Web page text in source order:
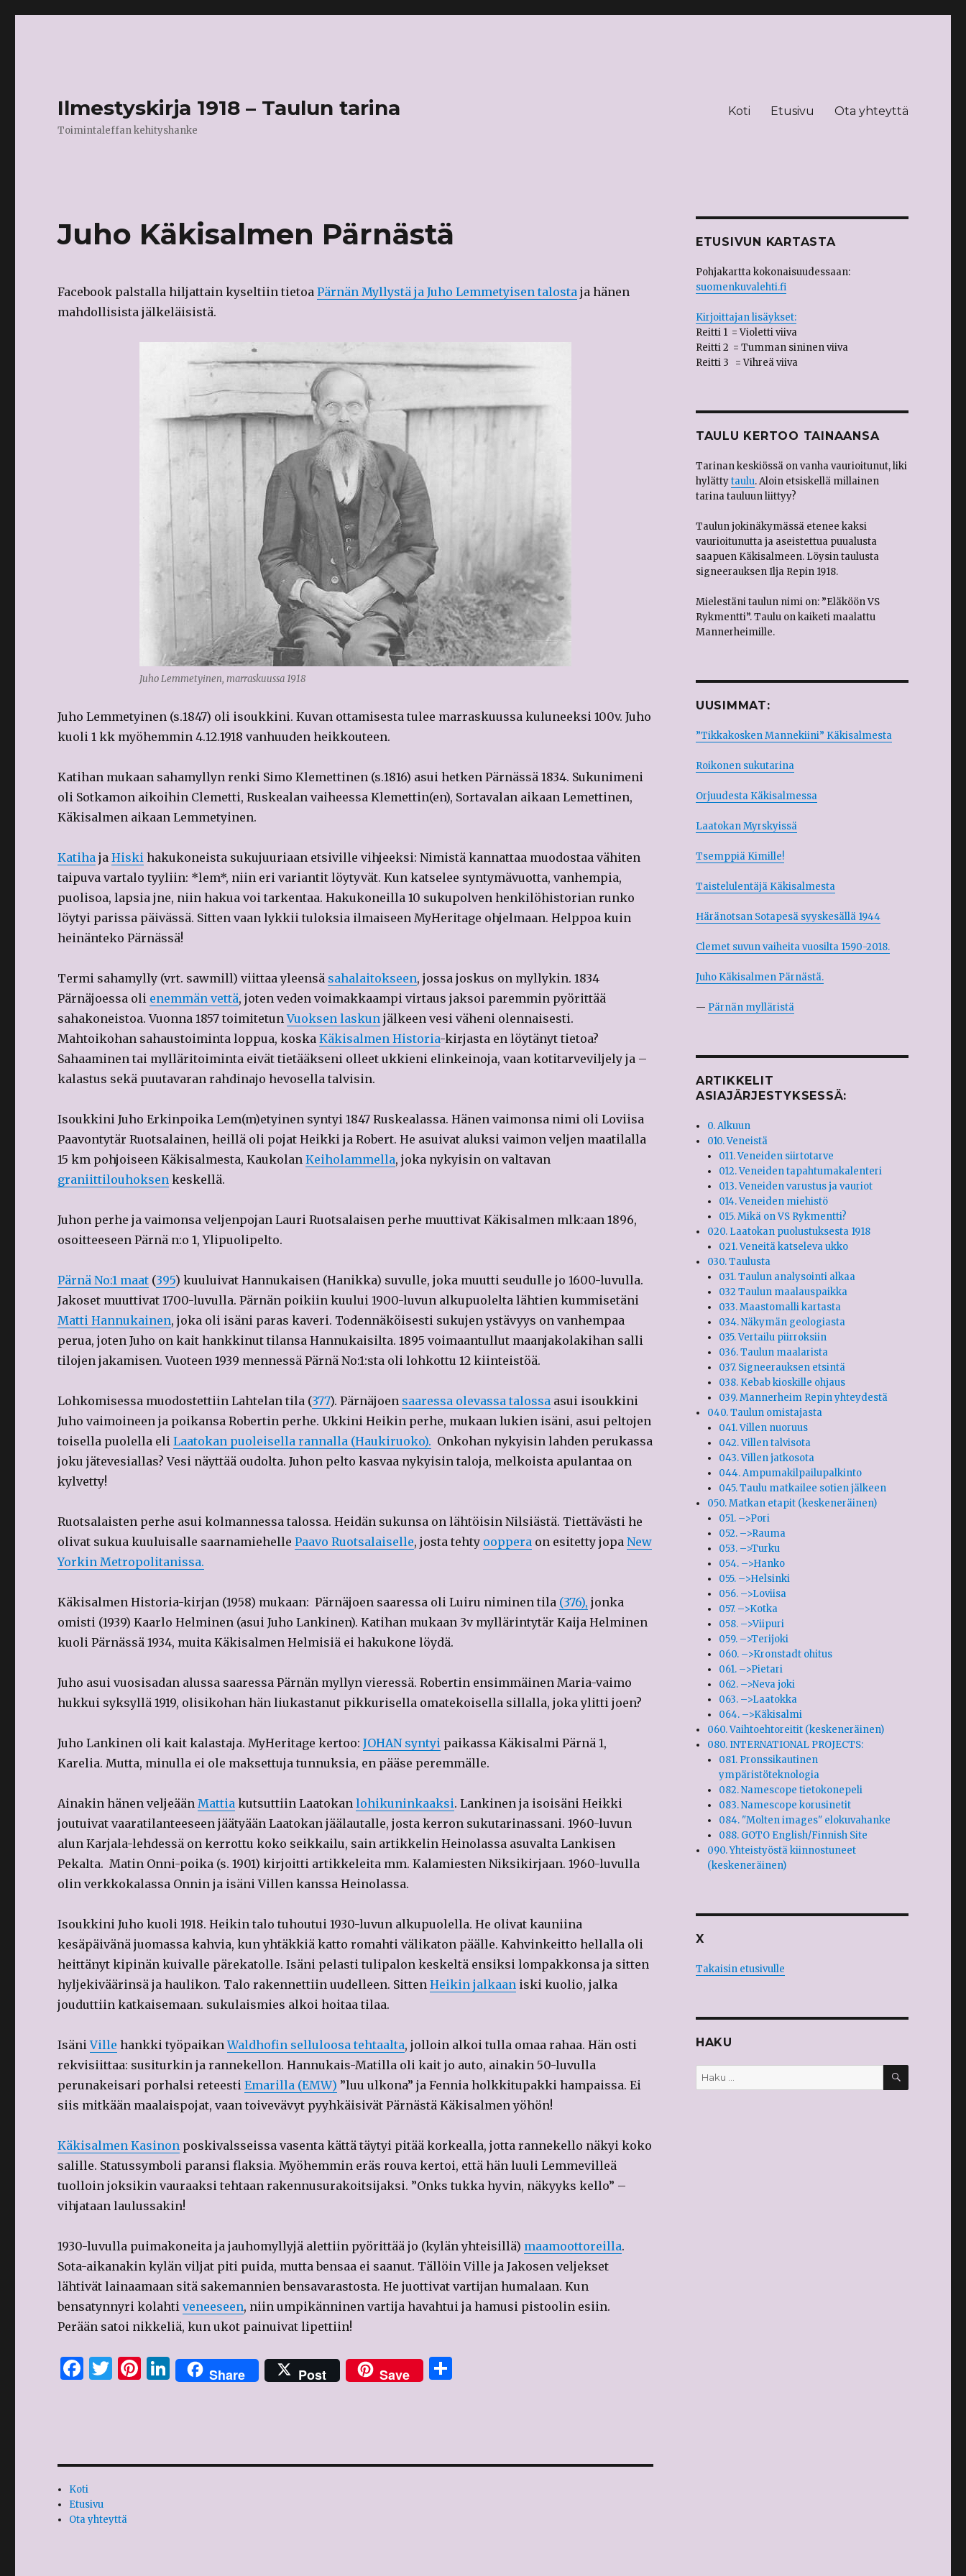
Ilmestyskirja 1918 – Taulun tarina
Toimintaleffan kehityshanke
Koti Etusivu Ota yhteyttä
Juho Käkisalmen Pärnästä
Facebook palstalla hiljattain kyseltiin tietoaPärnän Myllystä ja Juho Lemmetyisen talosta ja hänen
mahdollisista jälkeläisistä.
Juho Lemmetyinen, marraskuussa 1918
Juho Lemmetyinen (s.1847) oli isoukkini. Kuvan ottamisesta tulee marraskuussa kuluneeksi 100v. Juho
kuoli 1 kk myöhemmin 4.12.1918 vanhuuden heikkouteen.
Katihan mukaan sahamyllyn renki Simo Klemettinen (s.1816) asui hetken Pärnässä 1834. Sukunimeni
oli Sotkamon aikoihin Clemetti, Ruskealan vaiheessa Klemettin(en), Sortavalan aikaan Lemettinen,
Käkisalmen aikaan Lemmetyinen.
Katiha jaHiski hakukoneista sukujuuriaan etsiville vihjeeksi: Nimistä kannattaa muodostaa vähiten
taipuva vartalo tyyliin: *lem*, niin eri variantit löytyvät. Kun katselee syntymävuotta, vanhempia,
puolisoa, lapsia jne, niin hakua voi tarkentaa. Hakukoneilla 10 sukupolven henkilöhistorian runko
löytyi parissa päivässä. Sitten vaan lykkii tuloksia ilmaiseen MyHeritage ohjelmaan. Helppoa kuin
heinänteko Pärnässä!
Termi sahamylly (vrt. sawmill) viittaa yleensä sahalaitokseen, jossa joskus on myllykin. 1834
Pärnäjoessa oli enemmän vettä, joten veden voimakkaampi virtaus jaksoi paremmin pyörittää
sahakoneistoa. Vuonna 1857 toimitetunVuoksen laskun jälkeen vesi väheni olennaisesti.
Mahtoikohan sahaustoiminta loppua, koskaKäkisalmen Historia-kirjasta en löytänyt tietoa?
Sahaaminen tai mylläritoiminta eivät tietääkseni olleet ukkieni elinkeinoja, vaan kotitarveviljely ja –
kalastus sekä puutavaran rahdinajo hevosella talvisin.
Isoukkini Juho Erkinpoika Lem(m)etyinen syntyi 1847 Ruskealassa. Hänen vaimonsa nimi oli Loviisa
Paavontytär Ruotsalainen, heillä oli pojat Heikki ja Robert. He asuivat aluksi vaimon veljen maatilalla
15 km pohjoiseen Käkisalmesta, KaukolanKeiholammella, joka nykyisin on valtavan
graniittilouhoksen keskellä.
Juhon perhe ja vaimonsa veljenpojan Lauri Ruotsalaisen perhe muuttivat Käkisalmen mlk:aan 1896,
osoitteeseen Pärnä n:o 1, Ylipuolipelto.
Pärnä No:1 maat (395) kuuluivat Hannukaisen (Hanikka) suvulle, joka muutti seudulle jo 1600-luvulla.
Jakoset muuttivat 1700-luvulla. Pärnän poikiin kuului 1900-luvun alkupuolelta lähtien kummisetäni
Matti Hannukainen, joka oli isäni paras kaveri. Todennäköisesti sukujen ystävyys on vanhempaa
perua, joten Juho on kait hankkinut tilansa Hannukaisilta. 1895 voimaantullut maanjakolakihan salli
tilojen jakamisen. Vuoteen 1939 mennessä Pärnä No:1:sta oli lohkottu 12 kiinteistöä.
Lohkomisessa muodostettiin Lahtelan tila (377). Pärnäjoen saaressa olevassa talossa asui isoukkini
Juho vaimoineen ja poikansa Robertin perhe. Ukkini Heikin perhe, mukaan lukien isäni, asui peltojen
toisella puolella eliLaatokan puoleisella rannalla (Haukiruoko). Onkohan nykyisin lahden perukassa
joku jätevesiallas? Vesi näyttää oudolta. Juhon pelto kasvaa nykyisin taloja, melkoista apulantaa on
kylvetty!
Ruotsalaisten perhe asui kolmannessa talossa. Heidän sukunsa on lähtöisin Nilsiästä. Tiettävästi he
olivat sukua kuuluisalle saarnamiehellePaavo Ruotsalaiselle, josta tehty ooppera on esitetty jopaNew
Yorkin Metropolitanissa.
Käkisalmen Historia-kirjan (1958) mukaan: Pärnäjoen saaressa oli Luiru niminen tila (376), jonka
omisti (1939) Kaarlo Helminen (asui Juho Lankinen). Katihan mukaan 3v myllärintytär Kaija Helminen
kuoli Pärnässä 1934, muita Käkisalmen Helmisiä ei hakukone löydä.
Juho asui vuosisadan alussa saaressa Pärnän myllyn vieressä. Robertin ensimmäinen Maria-vaimo
hukkui syksyllä 1919, olisikohan hän liukastanut pikkurisella omatekoisella sillalla, joka ylitti joen?
Juho Lankinen oli kait kalastaja. MyHeritage kertoo:JOHAN syntyi paikassa Käkisalmi Pärnä 1,
Karelia. Mutta, minulla ei ole maksettuja tunnuksia, en pääse peremmälle.
Ainakin hänen veljeäänMattia kutsuttiin Laatokanlohikuninkaaksi. Lankinen ja isoisäni Heikki
joutuivat vaaratilanteeseen jäätyään Laatokan jäälautalle, josta kerron sukutarinassani. 1960-luvun
alun Karjala-lehdessä on kerrottu koko seikkailu, sain artikkelin Heinolassa asuvalta Lankisen
Pekalta. Matin Onni-poika (s. 1901) kirjoitti artikkeleita mm. Kalamiesten Niksikirjaan. 1960-luvulla
olin verkkokalassa Onnin ja isäni Villen kanssa Heinolassa.
Isoukkini Juho kuoli 1918. Heikin talo tuhoutui 1930-luvun alkupuolella. He olivat kauniina
kesäpäivänä juomassa kahvia, kun yhtäkkiä katto romahti välikaton päälle. Kahvinkeitto hellalla oli
heittänyt kipinän kuivalle pärekatolle. Isäni pelasti tulipalon keskeltä ensiksi lompakkonsa ja sitten
hyljekiväärinsä ja haulikon. Talo rakennettiin uudelleen. SittenHeikin jalkaan iski kuolio, jalka
jouduttiin katkaisemaan. sukulaismies alkoi hoitaa tilaa.
IsäniVille hankki työpaikanWaldhofin selluloosa tehtaalta, jolloin alkoi tulla omaa rahaa. Hän osti
rekvisiittaa: susiturkin ja rannekellon. Hannukais-Matilla oli kait jo auto, ainakin 50-luvulla
perunakeisari porhalsi reteestiEmarilla (EMW) ”luu ulkona” ja Fennia holkkitupakki hampaissa. Ei
siis mitkään maalaispojat, vaan toivevävyt pyyhkäisivät Pärnästä Käkisalmen yöhön!
Käkisalmen Kasinon poskivalsseissa vasenta kättä täytyi pitää korkealla, jotta rannekello näkyi koko
salille. Statussymboli paransi flaksia. Myöhemmin eräs rouva kertoi, että hän luuli Lemmevilleä
tuolloin joksikin vauraaksi tehtaan rakennusurakoitsijaksi. ”Onks tukka hyvin, näkyyks kello” –
vihjataan laulussakin!
1930-luvulla puimakoneita ja jauhomyllyjä alettiin pyörittää jo (kylän yhteisillä) maamoottoreilla.
Sota-aikanakin kylän viljat piti puida, mutta bensaa ei saanut. Tällöin Ville ja Jakosen veljekset
lähtivät lainaamaan sitä sakemannien bensavarastosta. He juottivat vartijan humalaan. Kun
bensatynnyri kolahtiveneeseen, niin umpikänninen vartija havahtui ja hamusi pistoolin esiin.
Perään satoi nikkeliä, kun ukot painuivat lipettiin!
F
b
o
o
k
T
r
Pi
st
Li
n
dI
Share Post Save
Koti
Etusivu
Ota yhteyttä
ETUSIVUN KARTASTA
Pohjakartta kokonaisuudessaan:
suomenkuvalehti.fi
Kirjoittajan lisäykset:
Reitti 1 = Violetti viiva
Reitti 2 = Tumman sininen viiva
Reitti 3 = Vihreä viiva
TAULU KERTOO TAINAANSA
Tarinan keskiössä on vanha vaurioitunut, liki
hylättytaulu. Aloin etsiskellä millainen
tarina tauluun liittyy?
Taulun jokinäkymässä etenee kaksi
vaurioitunutta ja aseistettua puualusta
saapuen Käkisalmeen. Löysin taulusta
signeerauksen Ilja Repin 1918.
Mielestäni taulun nimi on: ”Eläköön VS
Rykmentti”. Taulu on kaiketi maalattu
Mannerheimille.
UUSIMMAT:
”Tikkakosken Mannekiini” Käkisalmesta
Roikonen sukutarina
Orjuudesta Käkisalmessa
Laatokan Myrskyissä
Tsemppiä Kimille!
Taistelulentäjä Käkisalmesta
Häränotsan Sotapesä syyskesällä 1944
Clemet suvun vaiheita vuosilta 1590-2018.
Juho Käkisalmen Pärnästä.
— Pärnän mylläristä
ARTIKKELIT
ASIAJÄRJESTYKSESSÄ:
0. Alkuun
010. Veneistä
011. Veneiden siirtotarve
012. Veneiden tapahtumakalenteri
013. Veneiden varustus ja vauriot
014. Veneiden miehistö
015. Mikä on VS Rykmentti?
020. Laatokan puolustuksesta 1918
021. Veneitä katseleva ukko
030. Taulusta
031. Taulun analysointi alkaa
032 Taulun maalauspaikka
033. Maastomalli kartasta
034. Näkymän geologiasta
035. Vertailu piirroksiin
036. Taulun maalarista
037. Signeerauksen etsintä
038. Kebab kioskille ohjaus
039. Mannerheim Repin yhteydestä
040. Taulun omistajasta
041. Villen nuoruus
042. Villen talvisota
043. Villen jatkosota
044. Ampumakilpailupalkinto
045. Taulu matkailee sotien jälkeen
050. Matkan etapit (keskeneräinen)
051. –>Pori
052. –>Rauma
053. –>Turku
054. –>Hanko
055. –>Helsinki
056. –>Loviisa
057. –>Kotka
058. –>Viipuri
059. –>Terijoki
060. –>Kronstadt ohitus
061. –>Pietari
062. –>Neva joki
063. –>Laatokka
064. –>Käkisalmi
060. Vaihtoehtoreitit (keskeneräinen)
080. INTERNATIONAL PROJECTS:
081. Pronssikautinen
ympäristöteknologia
082. Namescope tietokonepeli
083. Namescope korusinetit
084. "Molten images" elokuvahanke
088. GOTO English/Finnish Site
090. Yhteistyöstä kiinnostuneet
(keskeneräinen)
X
Takaisin etusivulle
HAKU
Etsi: HAKU